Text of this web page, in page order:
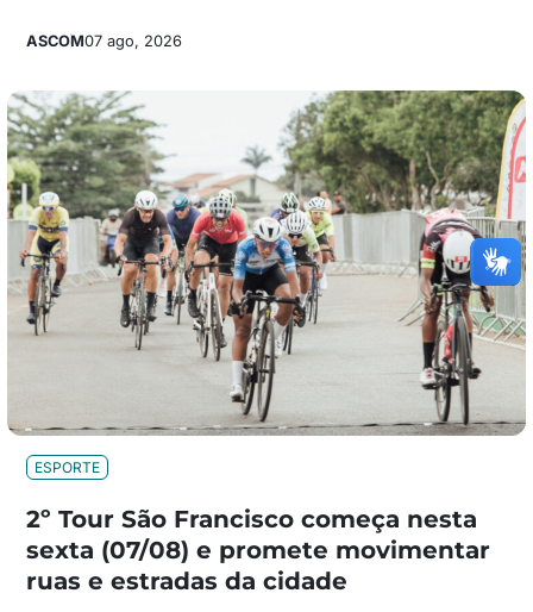
ASCOM07 ago, 2026
ESPORTE
2º Tour São Francisco começa nesta
sexta (07/08) e promete movimentar
ruas e estradas da cidade